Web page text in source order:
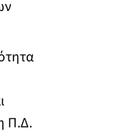
Π.Δ.